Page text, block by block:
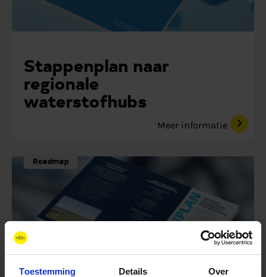
Toestemming Details Over
Stappenplan naar
regionale
waterstofhubs
Meer informatie
Roadmap